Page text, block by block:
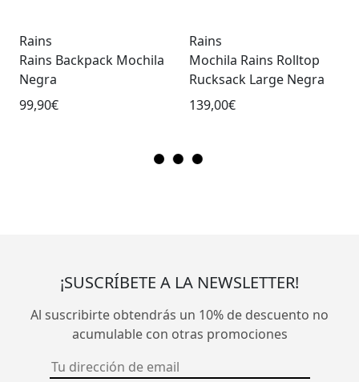
Rains
Rains Backpack Mochila
Negra
99,90€
Rains
Mochila Rains Rolltop
Rucksack Large Negra
139,00€
¡SUSCRÍBETE A LA NEWSLETTER!
Al suscribirte obtendrás un 10% de descuento no
acumulable con otras promociones